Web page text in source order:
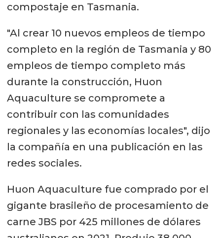
compostaje en Tasmania.
"Al crear 10 nuevos empleos de tiempo
completo en la región de Tasmania y 80
empleos de tiempo completo más
durante la construcción, Huon
Aquaculture se compromete a
contribuir con las comunidades
regionales y las economías locales", dijo
la compañía en una publicación en las
redes sociales.
Huon Aquaculture fue comprado por el
gigante brasileño de procesamiento de
carne JBS por 425 millones de dólares